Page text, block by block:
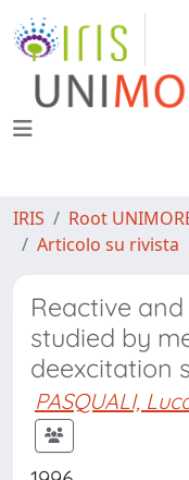
IRIS Root
Articolo su rivista
Reactive
studied by
deexcitation
PASQUALI,